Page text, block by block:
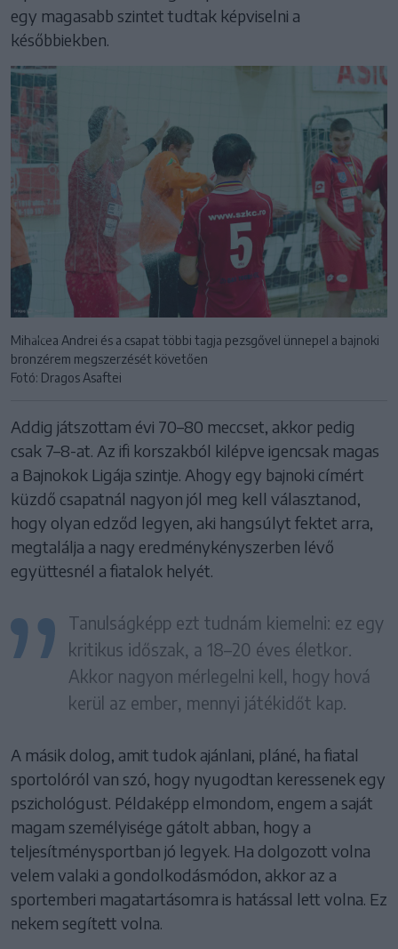
egy magasabb szintet tudtak képviselni a
későbbiekben.
Mihalcea Andrei és a csapat többi tagja pezsgővel ünnepel a bajnoki
bronzérem megszerzését követően
Fotó: Dragos Asaftei
Addig játszottam évi 70–80 meccset, akkor pedig
csak 7–8-at. Az ifi korszakból kilépve igencsak magas
a Bajnokok Ligája szintje. Ahogy egy bajnoki címért
küzdő csapatnál nagyon jól meg kell választanod,
hogy olyan edződ legyen, aki hangsúlyt fektet arra,
megtalálja a nagy eredménykényszerben lévő
együttesnél a fiatalok helyét.
Tanulságképp ezt tudnám kiemelni: ez egy
kritikus időszak, a 18–20 éves életkor.
Akkor nagyon mérlegelni kell, hogy hová
kerül az ember, mennyi játékidőt kap.
A másik dolog, amit tudok ajánlani, pláné, ha fiatal
sportolóról van szó, hogy nyugodtan keressenek egy
pszichológust. Példaképp elmondom, engem a saját
magam személyisége gátolt abban, hogy a
teljesítménysportban jó legyek. Ha dolgozott volna
velem valaki a gondolkodásmódon, akkor az a
sportemberi magatartásomra is hatással lett volna. Ez
nekem segített volna.